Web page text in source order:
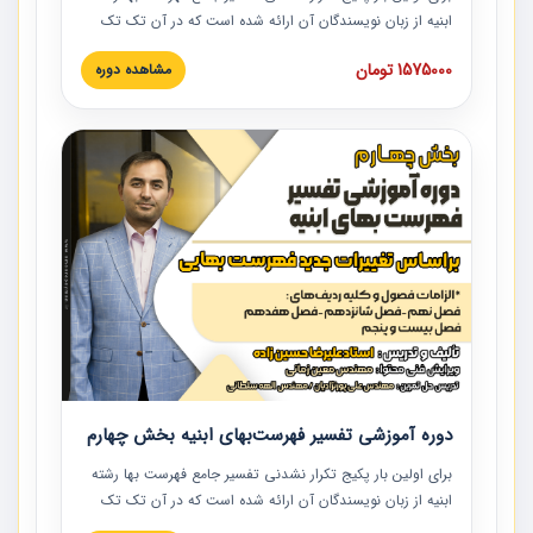
ابنیه از زبان نویسندگان آن ارائه شده است که در آن تک تک
ردیف ها و مطالب فهرست بها تفسیر و ارائه شده است. این
دوره به صورت کامل تصویری بوده و به همراه تصاویر عملیات
دوره با کلام مهندس علیرضاحسین‌زاده مدیر پروژه مهندسی
مشاور در امر بازنگری فهرست بها رشته ابنیه ارائه شده و به تمام
همکارانی که در حوزه صنعت ساخت در حال فعالیت هستند حتما
توصیه می کنیم از مطالب این دوره استفاده نمایند.
1575000 تومان مشاهده دوره
دوره آموزشی تفسیر فهرست‌بهای ابنیه بخش چهارم
برای اولین بار پکیج تکرار نشدنی تفسیر جامع فهرست بها رشته
ابنیه از زبان نویسندگان آن ارائه شده است که در آن تک تک
ردیف ها و مطالب فهرست بها تفسیر و ارائه شده است. این